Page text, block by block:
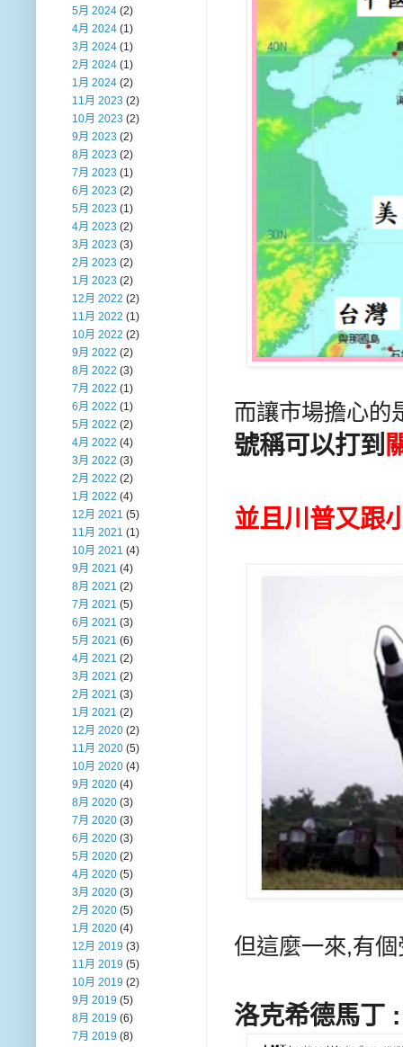
而讓市場擔心的
號稱可以打到
並且川普又跟
但這麼一來,有
洛克希德馬丁
5月 2024 (2)
4月 2024 (1)
3月 2024 (1)
2月 2024 (1)
1月 2024 (2)
11月 2023 (2)
10月 2023 (2)
9月 2023 (2)
8月 2023 (2)
7月 2023 (1)
6月 2023 (2)
5月 2023 (1)
4月 2023 (2)
3月 2023 (3)
2月 2023 (2)
1月 2023 (2)
12月 2022 (2)
11月 2022 (1)
10月 2022 (2)
9月 2022 (2)
8月 2022 (3)
7月 2022 (1)
6月 2022 (1)
5月 2022 (2)
4月 2022 (4)
3月 2022 (3)
2月 2022 (2)
1月 2022 (4)
12月 2021 (5)
11月 2021 (1)
10月 2021 (4)
9月 2021 (4)
8月 2021 (2)
7月 2021 (5)
6月 2021 (3)
5月 2021 (6)
4月 2021 (2)
3月 2021 (2)
2月 2021 (3)
1月 2021 (2)
12月 2020 (2)
11月 2020 (5)
10月 2020 (4)
9月 2020 (4)
8月 2020 (3)
7月 2020 (3)
6月 2020 (3)
5月 2020 (2)
4月 2020 (5)
3月 2020 (3)
2月 2020 (5)
1月 2020 (4)
12月 2019 (3)
11月 2019 (5)
10月 2019 (2)
9月 2019 (5)
8月 2019 (6)
7月 2019 (8)